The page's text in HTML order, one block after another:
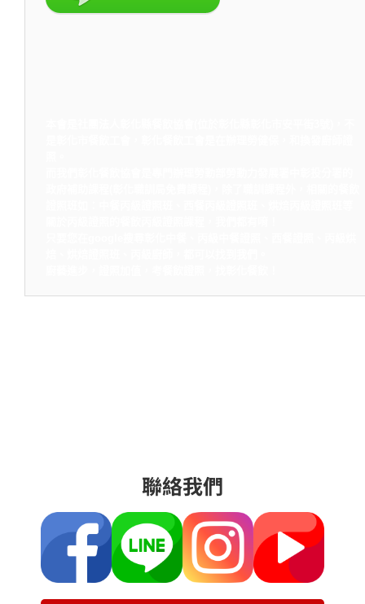
聯絡我們